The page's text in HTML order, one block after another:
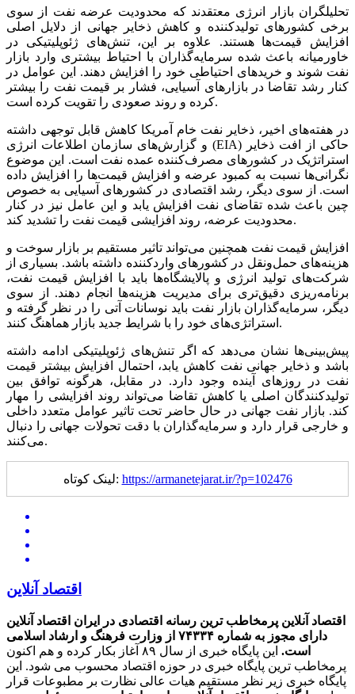
تحلیلگران بازار انرژی معتقدند که محدودیت عرضه نفت از سوی
برخی کشورهای تولیدکننده و کاهش ذخایر جهانی از دلایل اصلی
افزایش قیمت‌ها هستند. علاوه بر این، تنش‌های ژئوپلیتیکی در
خاورمیانه باعث شده سرمایه‌گذاران با احتیاط بیشتری وارد بازار
نفت شوند و خریدهای احتیاطی خود را افزایش دهند. این عوامل در
کنار رشد تقاضا در بازارهای آسیایی، فشار بر قیمت نفت را بیشتر
کرده و روند صعودی را تقویت کرده است.
در هفته‌های اخیر، ذخایر نفت خام آمریکا کاهش قابل توجهی داشته
و گزارش‌های سازمان اطلاعات انرژی (EIA) حاکی از افت ذخایر
استراتژیک در کشورهای مصرف‌کننده عمده نفت است. این موضوع
نگرانی‌ها نسبت به کمبود عرضه و افزایش قیمت‌ها را افزایش داده
است. از سوی دیگر، رشد اقتصادی در کشورهای آسیایی به خصوص
چین باعث شده تقاضای نفت افزایش یابد و این عامل نیز در کنار
محدودیت عرضه، روند افزایشی قیمت نفت را تشدید کند.
افزایش قیمت نفت همچنین می‌تواند تاثیر مستقیم بر بازار سوخت و
هزینه‌های حمل‌ونقل در کشورهای واردکننده داشته باشد. بسیاری از
شرکت‌های تولید انرژی و پالایشگاه‌ها باید با افزایش قیمت نفت،
برنامه‌ریزی دقیق‌تری برای مدیریت هزینه‌ها انجام دهند. از سوی
دیگر، سرمایه‌گذاران بازار نفت باید نوسانات آتی را در نظر گرفته و
استراتژی‌های خود را با شرایط جدید بازار هماهنگ کنند.
پیش‌بینی‌ها نشان می‌دهد که اگر تنش‌های ژئوپلیتیکی ادامه داشته
باشد و ذخایر جهانی نفت کاهش یابد، احتمال افزایش بیشتر قیمت
نفت در روزهای آینده وجود دارد. در مقابل، هرگونه توافق بین
تولیدکنندگان اصلی یا کاهش تقاضا می‌تواند روند افزایشی را مهار
کند. بازار نفت جهانی در حال حاضر تحت تاثیر عوامل متعدد داخلی
و خارجی قرار دارد و سرمایه‌گذاران با دقت تحولات جهانی را دنبال
می‌کنند.
لینک کوتاه: https://armanetejarat.ir/?p=102476
اقتصاد آنلاین
اقتصاد آنلاین پرمخاطب ترین رسانه اقتصادی در ایران اقتصاد آنلاین
دارای مجوز به شماره ۷۴۳۳۴ از وزارت فرهنگ و ارشاد اسلامی
است.
این پایگاه خبری از سال ۸۹ آغاز بکار کرده و هم اکنون
پرمخاطب ترین پایگاه خبری در حوزه اقتصاد محسوب می شود. این
پایگاه خبری زیر نظر مستقیم هیات عالی نظارت بر مطبوعات قرار